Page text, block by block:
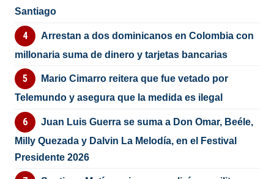
Santiago
Arrestan a dos dominicanos en Colombia con
millonaria suma de dinero y tarjetas bancarias
Mario Cimarro reitera que fue vetado por
Telemundo y asegura que la medida es ilegal
Juan Luis Guerra se suma a Don Omar, Beéle,
Milly Quezada y Dalvin La Melodía, en el Festival
Presidente 2026